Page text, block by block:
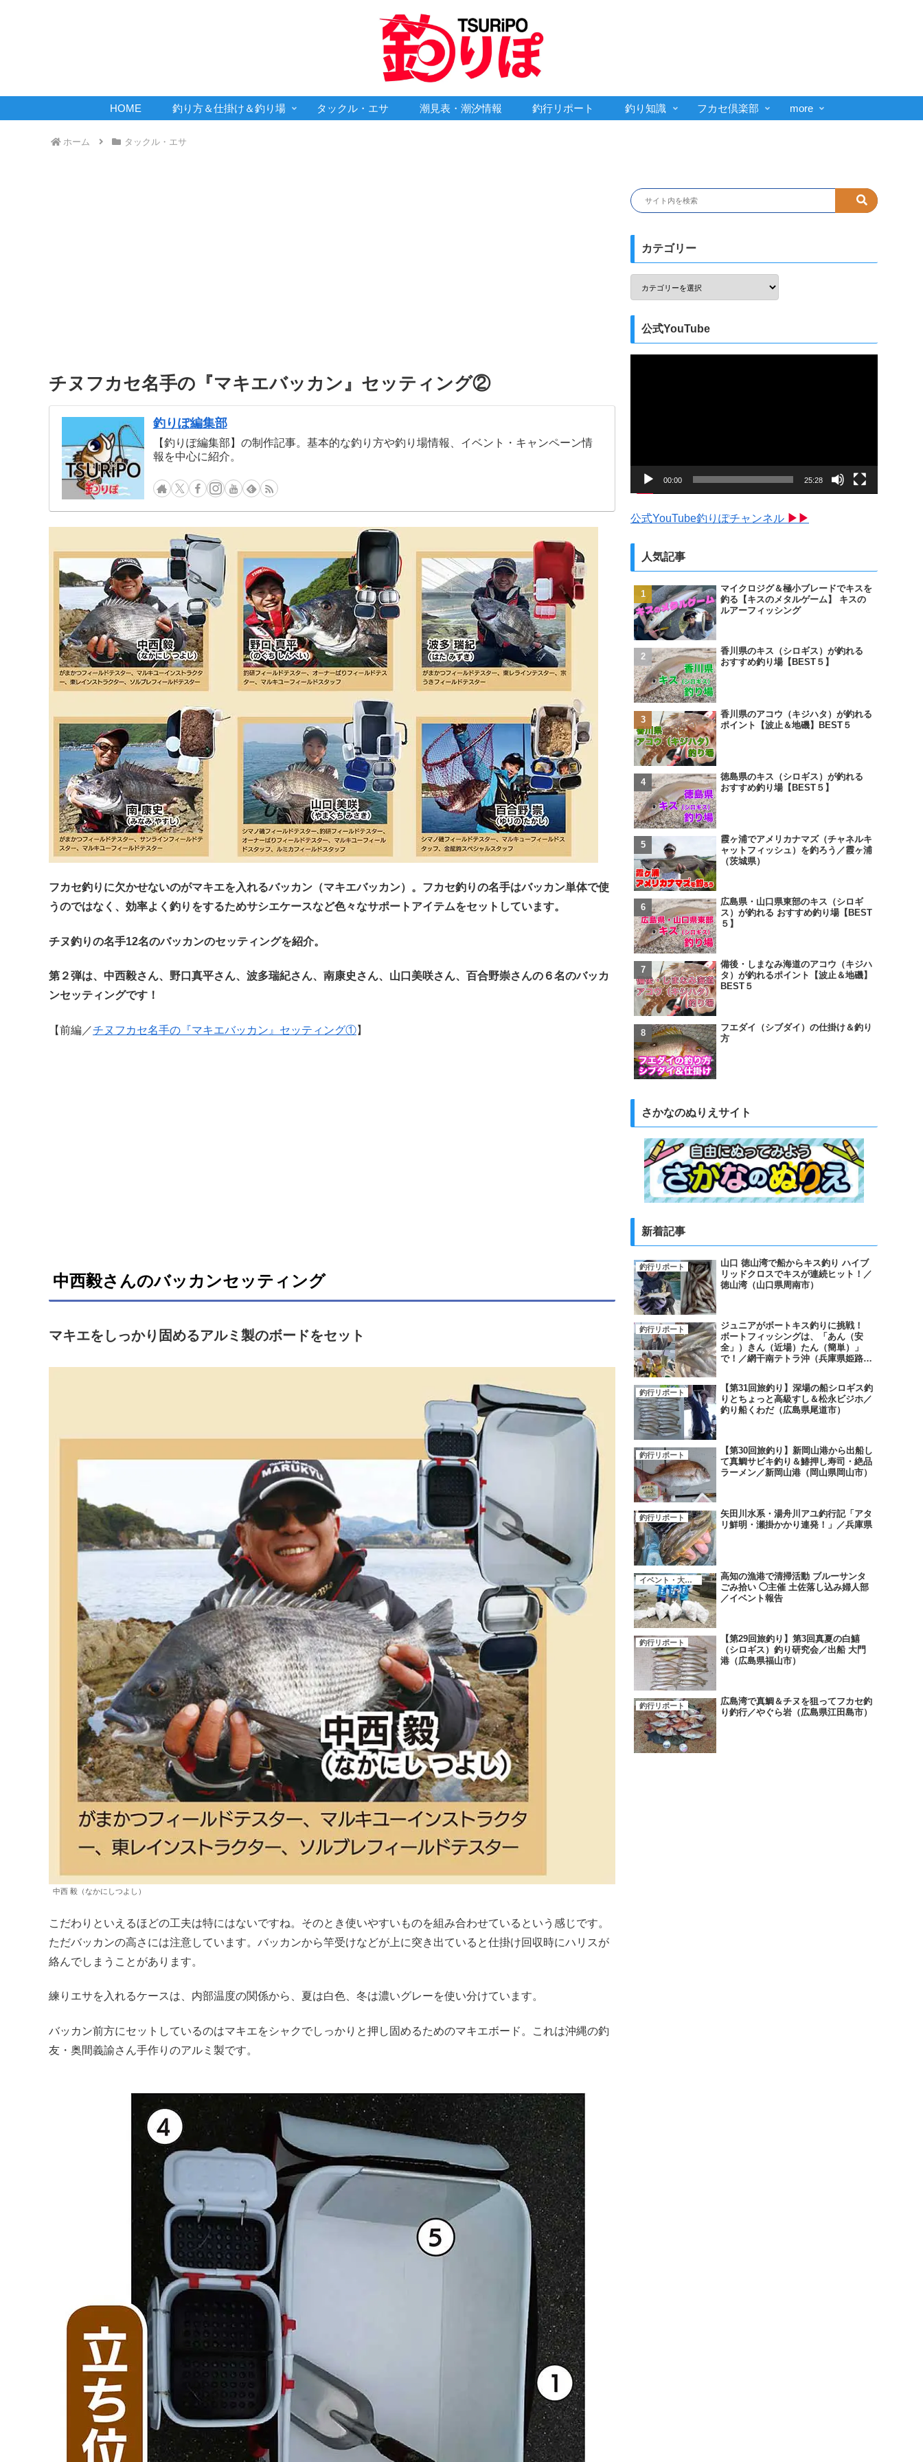
HOME 釣り方＆仕掛け＆釣り場 タックル・エサ 潮見表・潮汐情報 釣行リポート 釣り知識 フカセ倶楽部 more
ホーム タックル・エサ
チヌフカセ名手の『マキエバッカン』セッティング②
釣りぽ編集部
【釣りぽ編集部】の制作記事。基本的な釣り方や釣り場情報、イベント・キャンペーン情
報を中心に紹介。
フカセ釣りに欠かせないのがマキエを入れるバッカン（マキエバッカン）。フカセ釣りの名手はバッカン単体で使
うのではなく、効率よく釣りをするためサシエケースなど色々なサポートアイテムをセットしています。
チヌ釣りの名手12名のバッカンのセッティングを紹介。
第２弾は、中西毅さん、野口真平さん、波多瑞紀さん、南康史さん、山口美咲さん、百合野崇さんの６名のバッカ
ンセッティングです！
【前編／チヌフカセ名手の『マキエバッカン』セッティング①】
中西毅さんのバッカンセッティング
マキエをしっかり固めるアルミ製のボードをセット
中西 毅（なかにしつよし）
こだわりといえるほどの工夫は特にはないですね。そのとき使いやすいものを組み合わせているという感じです。
ただバッカンの高さには注意しています。バッカンから竿受けなどが上に突き出ていると仕掛け回収時にハリスが
絡んでしまうことがあります。
練りエサを入れるケースは、内部温度の関係から、夏は白色、冬は濃いグレーを使い分けています。
バッカン前方にセットしているのはマキエをシャクでしっかりと押し固めるためのマキエボード。これは沖縄の釣
友・奥間義諭さん手作りのアルミ製です。
カテゴリー
公式YouTube
00:00 25:28
公式YouTube釣りぽチャンネル ▶▶
人気記事
マイクロジグ＆極小ブレードでキスを
釣る【キスのメタルゲーム】 キスの
ルアーフィッシング
香川県のキス（シロギス）が釣れる
おすすめ釣り場【BEST５】
香川県のアコウ（キジハタ）が釣れる
ポイント【波止＆地磯】BEST５
徳島県のキス（シロギス）が釣れる
おすすめ釣り場【BEST５】
霞ヶ浦でアメリカナマズ（チャネルキ
ャットフィッシュ）を釣ろう／霞ヶ浦
（茨城県）
広島県・山口県東部のキス（シロギ
ス）が釣れる おすすめ釣り場【BEST
５】
備後・しまなみ海道のアコウ（キジハ
タ）が釣れるポイント【波止＆地磯】
BEST５
フエダイ（シブダイ）の仕掛け＆釣り
方
さかなのぬりえサイト
新着記事
釣行リポート
山口 徳山湾で船からキス釣り ハイブ
リッドクロスでキスが連続ヒット！／
徳山湾（山口県周南市）
釣行リポート
ジュニアがボートキス釣りに挑戦！
ボートフィッシングは、「あん（安
全」）きん（近場）たん（簡単）」
で！／網干南テトラ沖（兵庫県姫路
釣行リポート
【第31回旅釣り】深場の船シロギス釣
りとちょっと高級すし＆松永ビジホ／
釣り船くわだ（広島県尾道市）
釣行リポート
【第30回旅釣り】新岡山港から出船し
て真鯛サビキ釣り＆鰆押し寿司・絶品
ラーメン／新岡山港（岡山県岡山市）
釣行リポート
矢田川水系・湯舟川アユ釣行記「アタ
リ鮮明・瀬掛かかり連発！」／兵庫県
イベント・大会・キャンペーン
高知の漁港で清掃活動 ブルーサンタ
ごみ拾い ◯主催 土佐落し込み婦人部
／イベント報告
釣行リポート
【第29回旅釣り】第3回真夏の白鱚
（シロギス）釣り研究会／出船 大門
港（広島県福山市）
釣行リポート
広島湾で真鯛＆チヌを狙ってフカセ釣
り釣行／やぐら岩（広島県江田島市）